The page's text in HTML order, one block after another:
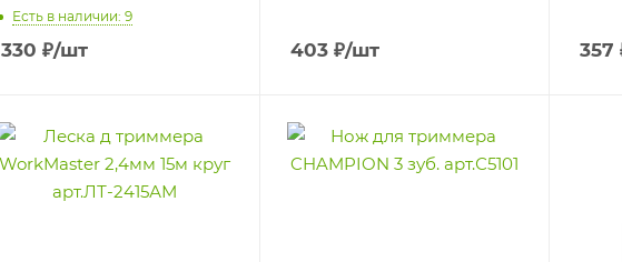
Есть в наличии: 9
330 ₽/шт 403₽/шт 357